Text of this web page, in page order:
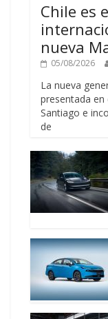
Chile es
nueva
05/08/2026
La nueva
presentada
Santiago e
de